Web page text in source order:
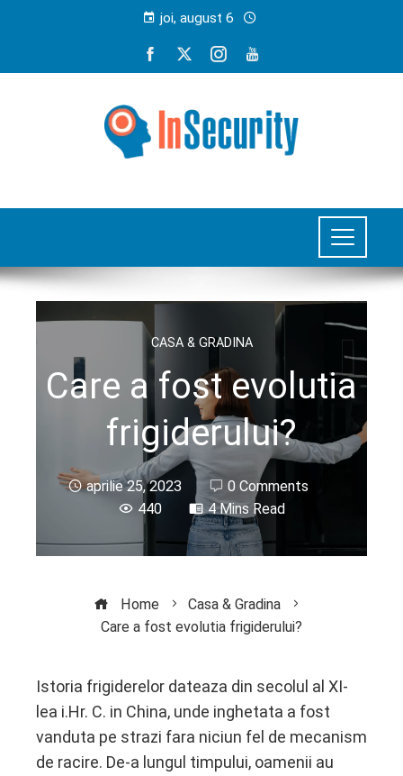
joi, august 6
CASA & GRADINA
Care a fost evolutia
frigiderului?
aprilie 25, 2023
0 Comments
440
4 Mins Read
Home
Casa & Gradina
Care a fost evolutia frigiderului?
Istoria frigiderelor dateaza din secolul al XI-
lea i.Hr. C. in China, unde inghetata a fost
vanduta pe strazi fara niciun fel de mecanism
de racire. De-a lungul timpului, oamenii au